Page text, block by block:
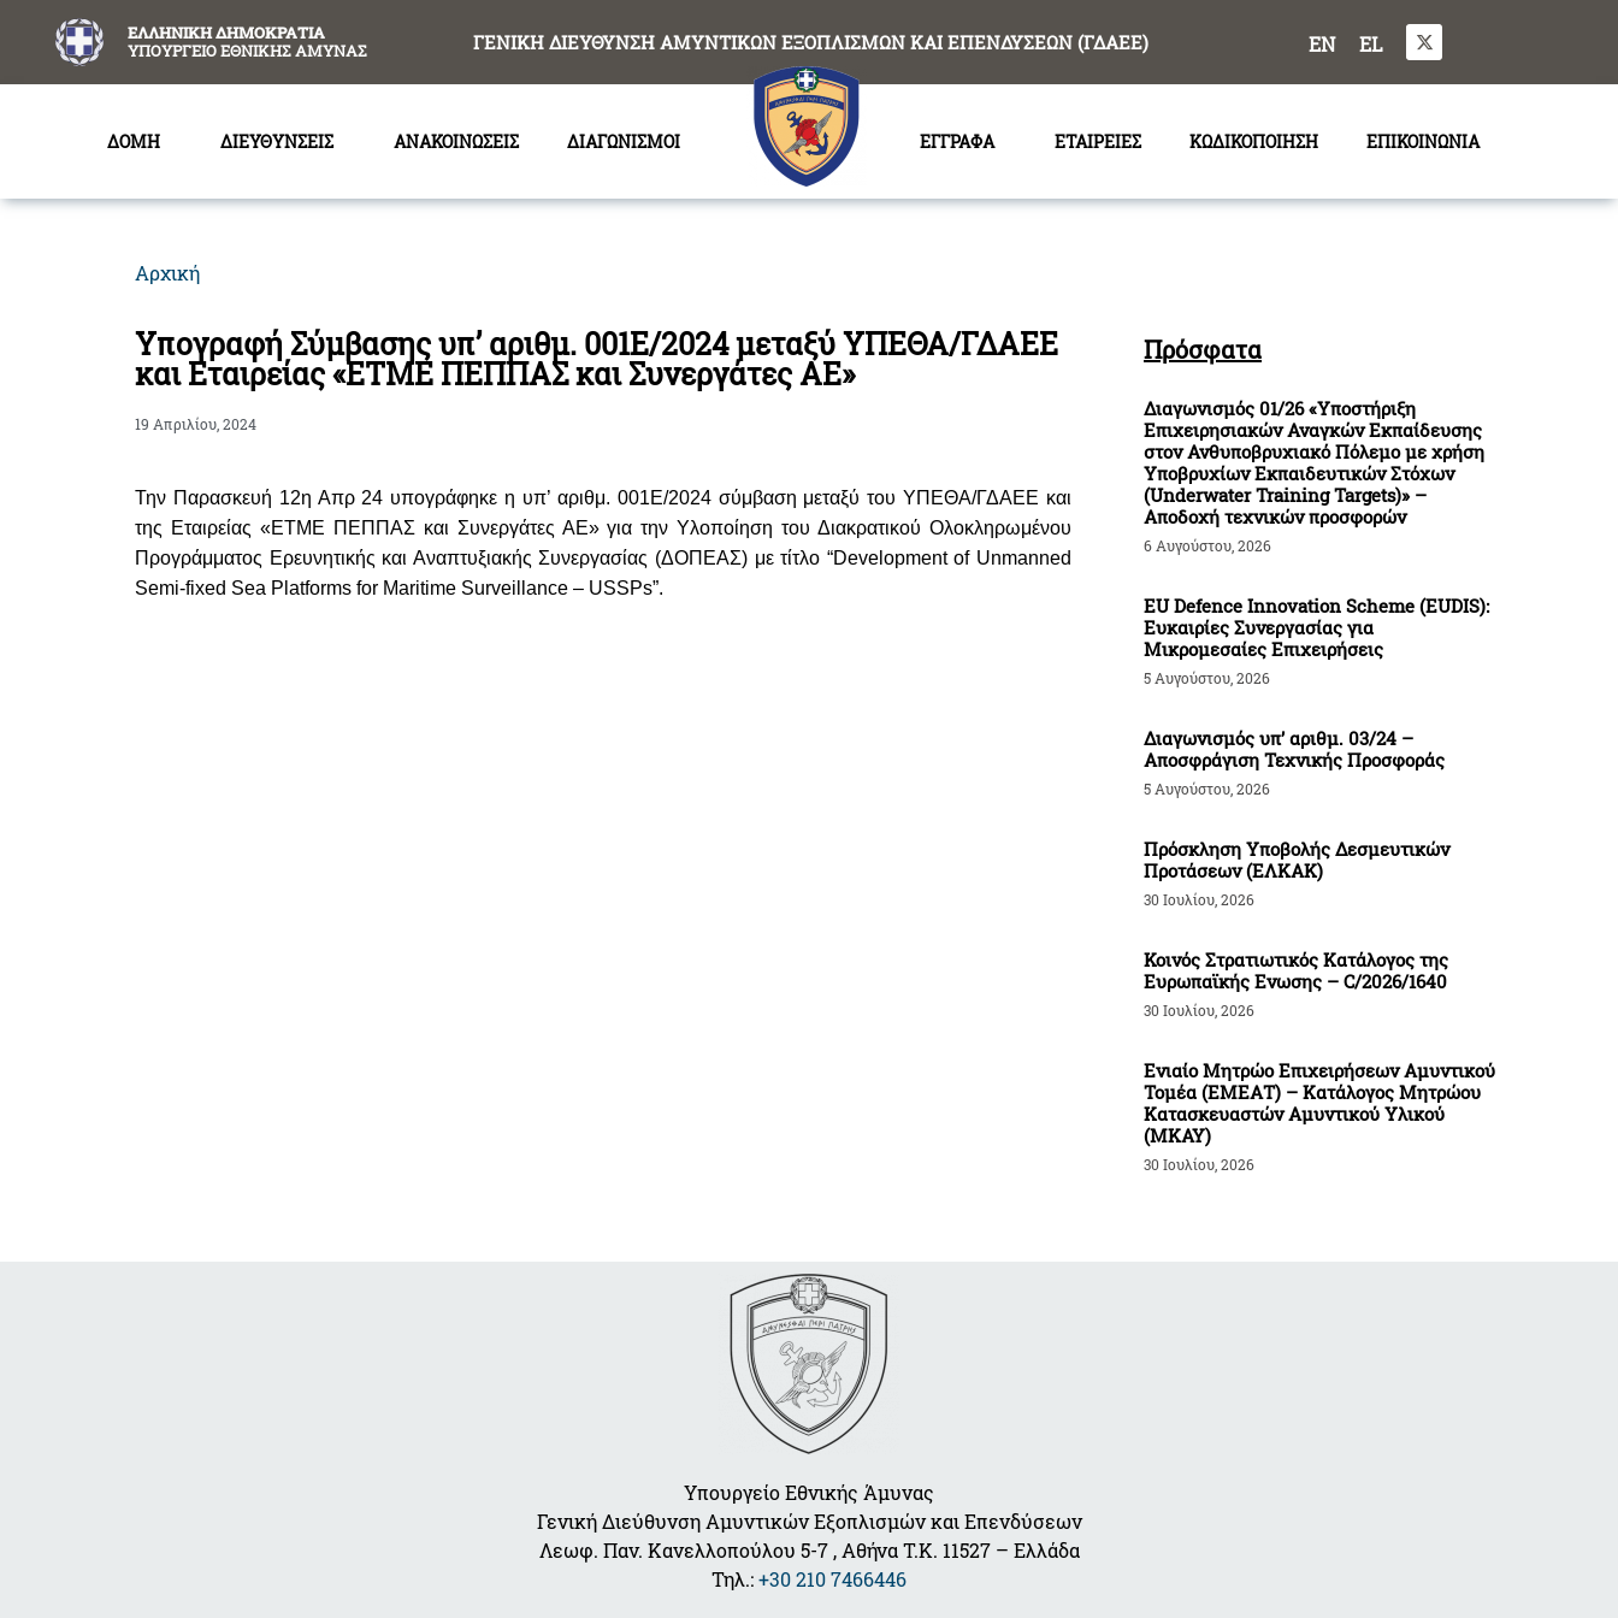
ΕΛΛΗΝΙΚΗ ΔΗΜΟΚΡΑΤΙΑ
ΥΠΟΥΡΓΕΙΟ ΕΘΝΙΚΗΣ ΑΜΥΝΑΣ
ΓΕΝΙΚΗ ΔΙΕΥΘΥΝΣΗ ΑΜΥΝΤΙΚΩΝ ΕΞΟΠΛΙΣΜΩΝ ΚΑΙ ΕΠΕΝΔΥΣΕΩΝ (ΓΔΑΕΕ) EN EL
ΔΟΜΗ ΔΙΕΥΘΥΝΣΕΙΣ ΑΝΑΚΟΙΝΩΣΕΙΣ ΔΙΑΓΩΝΙΣΜΟΙ ΕΓΓΡΑΦΑ ΕΤΑΙΡΕΙΕΣ ΚΩΔΙΚΟΠΟΙΗΣΗ ΕΠΙΚΟΙΝΩΝΙΑ
Αρχική
Υπογραφή Σύμβασης υπ’ αριθμ. 001Ε/2024 μεταξύ ΥΠΕΘΑ/ΓΔΑΕΕ
και Εταιρείας «ΕΤΜΕ ΠΕΠΠΑΣ και Συνεργάτες ΑΕ»
19 Απριλίου, 2024
Την Παρασκευή 12η Απρ 24 υπογράφηκε η υπ’ αριθμ. 001Ε/2024 σύμβαση μεταξύ του ΥΠΕΘΑ/ΓΔΑΕΕ και
της Εταιρείας «ΕΤΜΕ ΠΕΠΠΑΣ και Συνεργάτες ΑΕ» για την Υλοποίηση του Διακρατικού Ολοκληρωμένου
Προγράμματος Ερευνητικής και Αναπτυξιακής Συνεργασίας (ΔΟΠΕΑΣ) με τίτλο “Development of Unmanned
Semi-fixed Sea Platforms for Maritime Surveillance – USSPs”.
Πρόσφατα
Διαγωνισμός 01/26 «Υποστήριξη
Επιχειρησιακών Αναγκών Εκπαίδευσης
στον Ανθυποβρυχιακό Πόλεμο με χρήση
Υποβρυχίων Εκπαιδευτικών Στόχων
(Underwater Training Targets)» –
Αποδοχή τεχνικών προσφορών
6 Αυγούστου, 2026
EU Defence Innovation Scheme (EUDIS):
Ευκαιρίες Συνεργασίας για
Μικρομεσαίες Επιχειρήσεις
5 Αυγούστου, 2026
Διαγωνισμός υπ’ αριθμ. 03/24 –
Αποσφράγιση Τεχνικής Προσφοράς
5 Αυγούστου, 2026
Πρόσκληση Υποβολής Δεσμευτικών
Προτάσεων (ΕΛΚΑΚ)
30 Ιουλίου, 2026
Κοινός Στρατιωτικός Κατάλογος της
Ευρωπαϊκής Ενωσης – C/2026/1640
30 Ιουλίου, 2026
Ενιαίο Μητρώο Επιχειρήσεων Αμυντικού
Τομέα (ΕΜΕΑΤ) – Κατάλογος Μητρώου
Κατασκευαστών Αμυντικού Υλικού
(ΜΚΑΥ)
30 Ιουλίου, 2026
Υπουργείο Εθνικής Άμυνας
Γενική Διεύθυνση Αμυντικών Εξοπλισμών και Επενδύσεων
Λεωφ. Παν. Κανελλοπούλου 5-7 , Αθήνα Τ.Κ. 11527 – Ελλάδα
Τηλ.:+30 210 7466446